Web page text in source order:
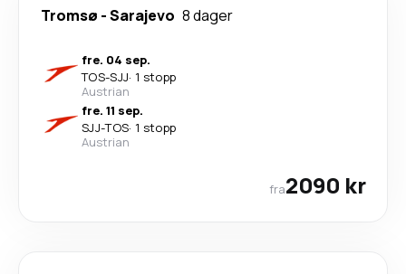
Tromsø -Sarajevo 8 dager
fre. 04 sep.
TOS-SJJ· 1 stopp
Austrian
fre. 11 sep.
SJJ-TOS· 1 stopp
Austrian
fra2090 kr